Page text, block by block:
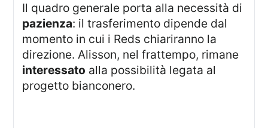
Il quadro generale porta alla necessità di
pazienza: il trasferimento dipende dal
momento in cui i Reds chiariranno la
direzione. Alisson, nel frattempo, rimane
interessato alla possibilità legata al
progetto bianconero.